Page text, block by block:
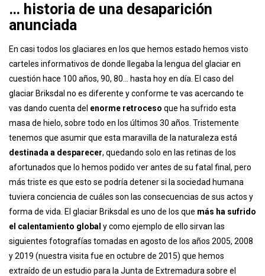
… historia de una desaparición
anunciada
En casi todos los glaciares en los que hemos estado hemos visto
carteles informativos de donde llegaba la lengua del glaciar en
cuestión hace 100 años, 90, 80… hasta hoy en día. El caso del
glaciar Briksdal no es diferente y conforme te vas acercando te
vas dando cuenta del enorme retroceso que ha sufrido esta
masa de hielo, sobre todo en los últimos 30 años. Tristemente
tenemos que asumir que esta maravilla de la naturaleza está
destinada a desparecer, quedando solo en las retinas de los
afortunados que lo hemos podido ver antes de su fatal final, pero
más triste es que esto se podría detener si la sociedad humana
tuviera conciencia de cuáles son las consecuencias de sus actos y
forma de vida. El glaciar Briksdal es uno de los que más ha sufrido
el calentamiento global y como ejemplo de ello sirvan las
siguientes fotografías tomadas en agosto de los años 2005, 2008
y 2019 (nuestra visita fue en octubre de 2015) que hemos
extraído de un estudio para la Junta de Extremadura sobre el